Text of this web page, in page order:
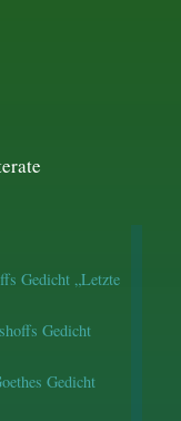
Gedicht „Letzte
Gedicht
Gedicht